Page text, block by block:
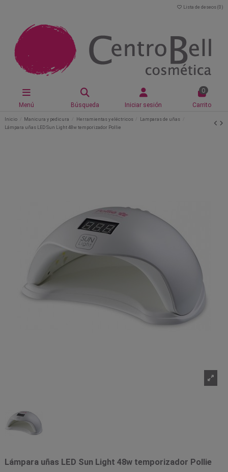
Lista de deseos (0 )
Menú Búsqueda Iniciar sesión
0
Carrito
Inicio Manicura y pedicura Herramientas y eléctricos
Lamparas de uñas
Lámpara uñas LED Sun Light 48w temporizador Pollie
Lámpara uñas LED Sun Light 48w temporizador Pollie